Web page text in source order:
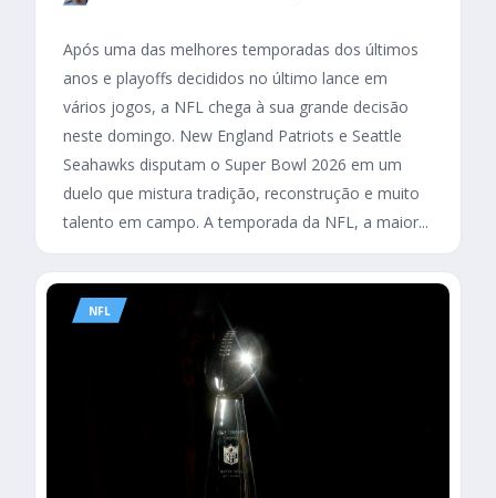
Após uma das melhores temporadas dos últimos
anos e playoffs decididos no último lance em
vários jogos, a NFL chega à sua grande decisão
neste domingo. New England Patriots e Seattle
Seahawks disputam o Super Bowl 2026 em um
duelo que mistura tradição, reconstrução e muito
talento em campo. A temporada da NFL, a maior...
NFL